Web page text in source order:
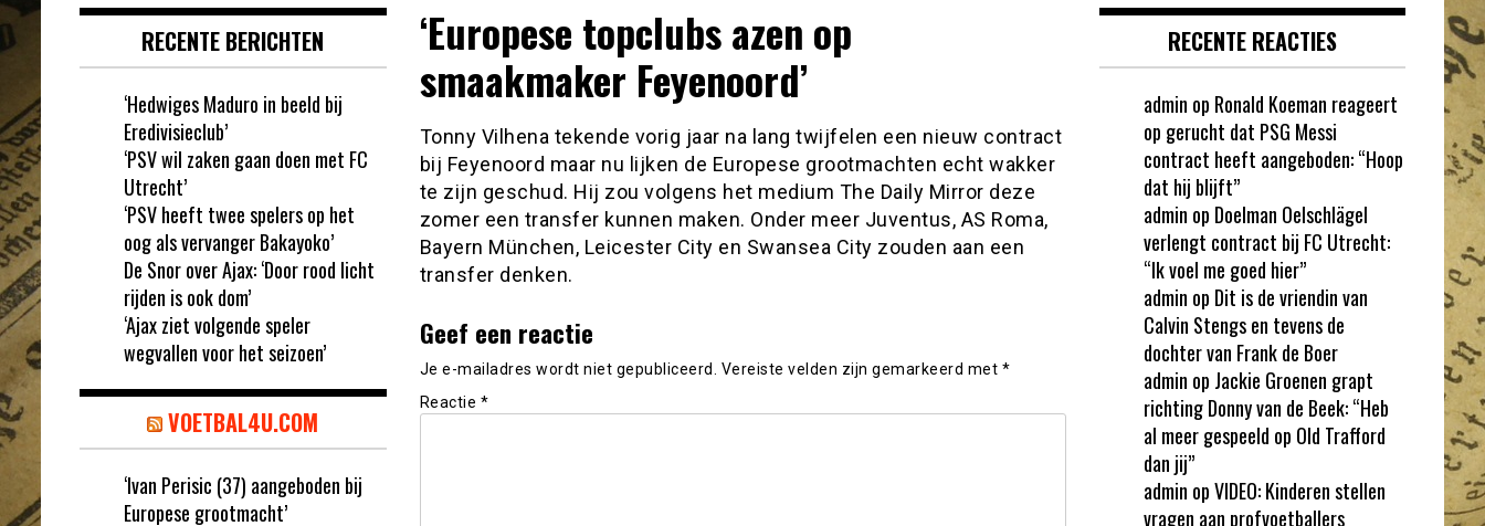
‘Europese topclubs azen op
smaakmaker Feyenoord’
Tonny Vilhena tekende vorig jaar na lang twijfelen een nieuw contract
bij Feyenoord maar nu lijken de Europese grootmachten echt wakker
te zijn geschud. Hij zou volgens het medium The Daily Mirror deze
zomer een transfer kunnen maken. Onder meer Juventus, AS Roma,
Bayern München, Leicester City en Swansea City zouden aan een
transfer denken.
Geef een reactie
Je e-mailadres wordt niet gepubliceerd. Vereiste velden zijn gemarkeerd met *
Reactie *
RECENTE BERICHTEN
‘Hedwiges Maduro in beeld bij
Eredivisieclub’
‘PSV wil zaken gaan doen met FC
Utrecht’
‘PSV heeft twee spelers op het
oog als vervanger Bakayoko’
De Snor over Ajax: ‘Door rood licht
rijden is ook dom’
‘Ajax ziet volgende speler
wegvallen voor het seizoen’
VOETBAL4U.COM
‘Ivan Perisic (37) aangeboden bij
Europese grootmacht’
RECENTE REACTIES
admin op Ronald Koeman reageert
op gerucht dat PSG Messi
contract heeft aangeboden: “Hoop
dat hij blijft”
admin op Doelman Oelschlägel
verlengt contract bij FC Utrecht:
“Ik voel me goed hier”
admin op Dit is de vriendin van
Calvin Stengs en tevens de
dochter van Frank de Boer
admin op Jackie Groenen grapt
richting Donny van de Beek: “Heb
al meer gespeeld op Old Trafford
dan jij”
admin opVIDEO: Kinderen stellen
vragen aan profvoetballers